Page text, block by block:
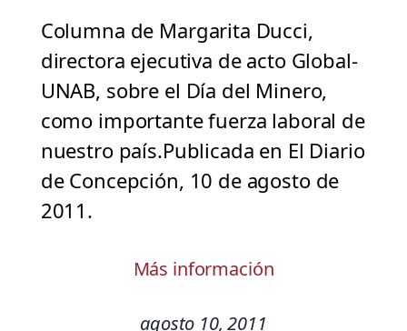
Columna de Margarita Ducci,
directora ejecutiva de acto Global-
UNAB, sobre el Día del Minero,
como importante fuerza laboral de
nuestro país.Publicada en El Diario
de Concepción, 10 de agosto de
2011.
Más información
agosto 10, 2011